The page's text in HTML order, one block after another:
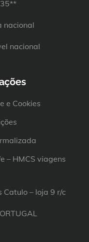
nacional
nacional
e Cookies
– HMCS viagens
Catulo – loja 9 r/c